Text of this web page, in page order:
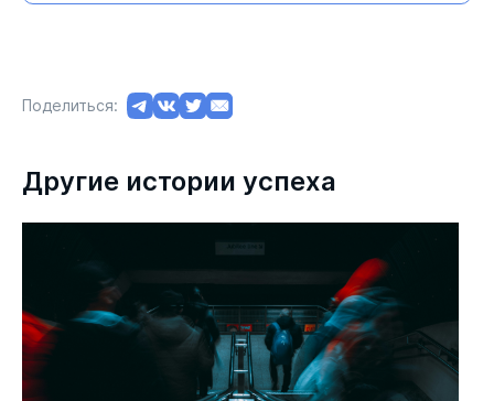
Поделиться:
Другие истории успеха